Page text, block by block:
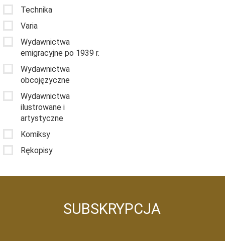
Technika
Varia
Wydawnictwa
emigracyjne po 1939 r.
Wydawnictwa
obcojęzyczne
Wydawnictwa
ilustrowane i
artystyczne
Komiksy
Rękopisy
SUBSKRYPCJA